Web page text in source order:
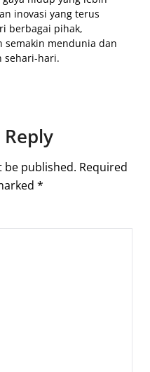
inovasi yang terus
berbagai pihak,
semakin mendunia dan
sehari-hari.
Reply
be published. Required
*